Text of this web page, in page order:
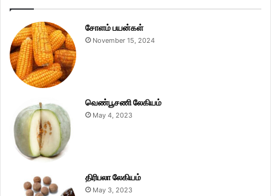
சோளம் பயன்கள்
November 15, 2024
வெண்பூசணி லேகியம்
May 4, 2023
திரிபலா லேகியம்
May 3, 2023